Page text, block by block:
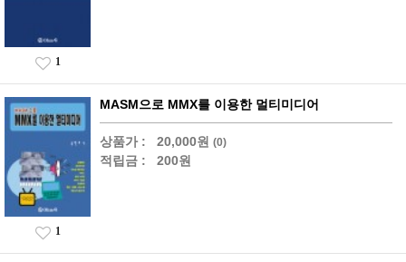
1
MASM으로 MMX를 이용한 멀티미디어
상품가 : 20,000원 (0)
적립금 : 200원
1